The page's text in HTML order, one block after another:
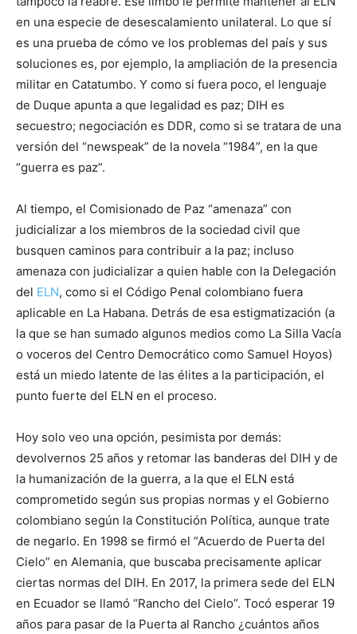
en una especie de desescalamiento unilateral. Lo que sí
es una prueba de cómo ve los problemas del país y sus
soluciones es, por ejemplo, la ampliación de la presencia
militar en Catatumbo. Y como si fuera poco, el lenguaje
de Duque apunta a que legalidad es paz; DIH es
secuestro; negociación es DDR, como si se tratara de una
versión del “newspeak” de la novela “1984”, en la que
“guerra es paz”.
Al tiempo, el Comisionado de Paz “amenaza” con
judicializar a los miembros de la sociedad civil que
busquen caminos para contribuir a la paz; incluso
amenaza con judicializar a quien hable con la Delegación
del ELN, como si el Código Penal colombiano fuera
aplicable en La Habana. Detrás de esa estigmatización (a
la que se han sumado algunos medios como La Silla Vacía
o voceros del Centro Democrático como Samuel Hoyos)
está un miedo latente de las élites a la participación, el
punto fuerte del ELN en el proceso.
Hoy solo veo una opción, pesimista por demás:
devolvernos 25 años y retomar las banderas del DIH y de
la humanización de la guerra, a la que el ELN está
comprometido según sus propias normas y el Gobierno
colombiano según la Constitución Política, aunque trate
de negarlo. En 1998 se firmó el “Acuerdo de Puerta del
Cielo” en Alemania, que buscaba precisamente aplicar
ciertas normas del DIH. En 2017, la primera sede del ELN
en Ecuador se llamó “Rancho del Cielo”. Tocó esperar 19
años para pasar de la Puerta al Rancho ¿cuántos años